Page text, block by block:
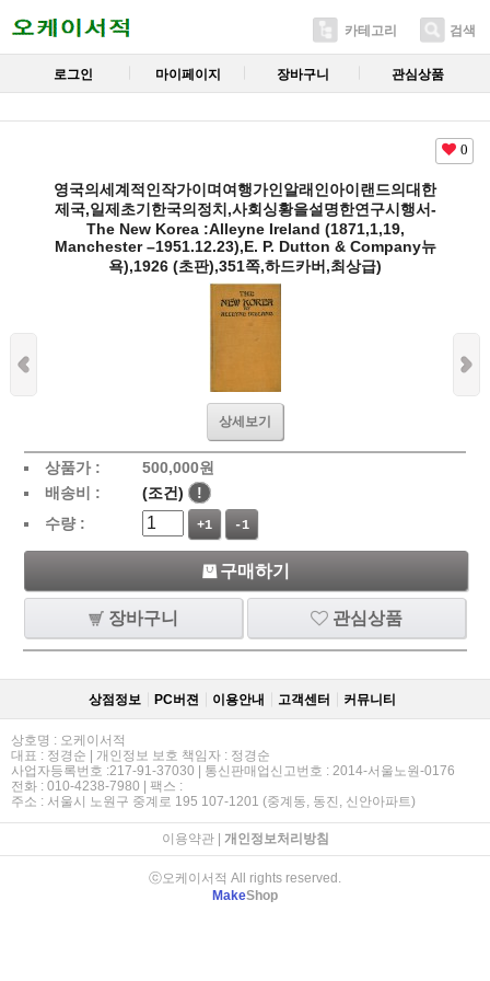
카테고리 검색
로그인 마이페이지 장바구니 관심상품
0
영국의세계적인작가이며여행가인알래인아이랜드의대한
제국,일제초기한국의정치,사회싱황을설명한연구시행서-
The New Korea :Alleyne Ireland (1871,1,19,
Manchester –1951.12.23),E. P. Dutton & Company뉴
욕),1926 (초판),351쪽,하드카버,최상급)
상세보기
상품가 : 500,000원
배송비 :
(조건)
!
수량 :
+1 -1
구매하기
장바구니 관심상품
상점정보 PC버젼 이용안내 고객센터 커뮤니티
상호명 : 오케이서적
대표 : 정경순 | 개인정보 보호 책임자 : 정경순
사업자등록번호 :217-91-37030 | 통신판매업신고번호 : 2014-서울노원-0176
전화 : 010-4238-7980 | 팩스 :
주소 : 서울시 노원구 중계로 195 107-1201 (중계동, 동진, 신안아파트)
이용약관| 개인정보처리방침
ⓒ오케이서적 All rights reserved.
MakeShop